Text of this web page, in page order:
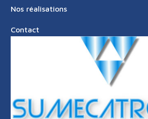
Nos réalisations
Contact